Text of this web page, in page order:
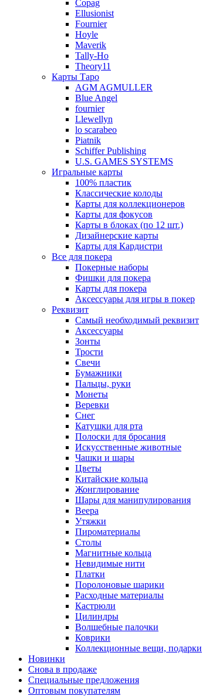
Copag
Ellusionist
Fournier
Hoyle
Maverik
Tally-Ho
Theory11
Карты Таро
AGM AGMULLER
Blue Angel
fournier
Llewellyn
lo scarabeo
Piatnik
Schiffer Publishing
U.S. GAMES SYSTEMS
Игральные карты
100% пластик
Классические колоды
Карты для коллекционеров
Карты для фокусов
Карты в блоках (по 12 шт.)
Дизайнерские карты
Карты для Кардистри
Все для покера
Покерные наборы
Фишки для покера
Карты для покера
Аксессуары для игры в покер
Реквизит
Самый необходимый реквизит
Аксессуары
Зонты
Трости
Свечи
Бумажники
Пальцы, руки
Монеты
Веревки
Снег
Катушки для рта
Полоски для бросания
Искусственные животные
Чашки и шары
Цветы
Китайские кольца
Жонглирование
Шары для манипулирования
Веера
Утяжки
Пироматериалы
Столы
Магнитные кольца
Невидимые нити
Платки
Поролоновые шарики
Расходные материалы
Кастрюли
Цилиндры
Волшебные палочки
Коврики
Коллекционные вещи, подарки
Новинки
Снова в продаже
Специальные предложения
Оптовым покупателям